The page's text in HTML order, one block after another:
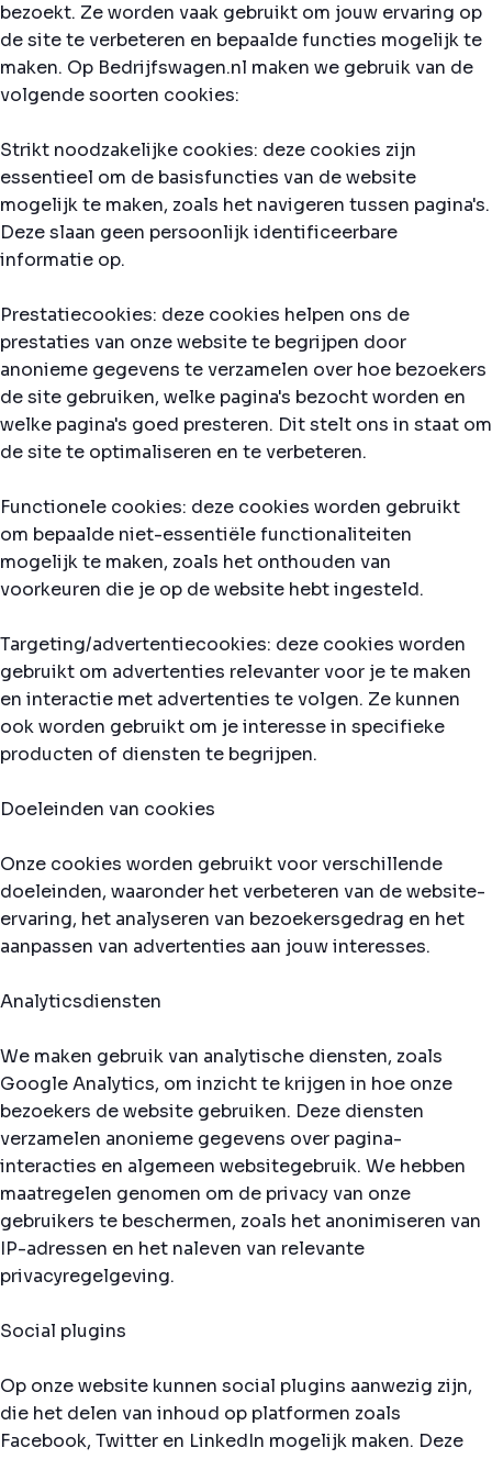
bezoekt. Ze worden vaak gebruikt om jouw ervaring op
de site te verbeteren en bepaalde functies mogelijk te
maken. Op Bedrijfswagen.nl maken we gebruik van de
volgende soorten cookies:
Strikt noodzakelijke cookies: deze cookies zijn
essentieel om de basisfuncties van de website
mogelijk te maken, zoals het navigeren tussen pagina's.
Deze slaan geen persoonlijk identificeerbare
informatie op.
Prestatiecookies: deze cookies helpen ons de
prestaties van onze website te begrijpen door
anonieme gegevens te verzamelen over hoe bezoekers
de site gebruiken, welke pagina's bezocht worden en
welke pagina's goed presteren. Dit stelt ons in staat om
de site te optimaliseren en te verbeteren.
Functionele cookies: deze cookies worden gebruikt
om bepaalde niet-essentiële functionaliteiten
mogelijk te maken, zoals het onthouden van
voorkeuren die je op de website hebt ingesteld.
Targeting/advertentiecookies: deze cookies worden
gebruikt om advertenties relevanter voor je te maken
en interactie met advertenties te volgen. Ze kunnen
ook worden gebruikt om je interesse in specifieke
producten of diensten te begrijpen.
Doeleinden van cookies
Onze cookies worden gebruikt voor verschillende
doeleinden, waaronder het verbeteren van de website-
ervaring, het analyseren van bezoekersgedrag en het
aanpassen van advertenties aan jouw interesses.
Analyticsdiensten
We maken gebruik van analytische diensten, zoals
Google Analytics, om inzicht te krijgen in hoe onze
bezoekers de website gebruiken. Deze diensten
verzamelen anonieme gegevens over pagina-
interacties en algemeen websitegebruik. We hebben
maatregelen genomen om de privacy van onze
gebruikers te beschermen, zoals het anonimiseren van
IP-adressen en het naleven van relevante
privacyregelgeving.
Social plugins
Op onze website kunnen social plugins aanwezig zijn,
die het delen van inhoud op platformen zoals
Facebook, Twitter en LinkedIn mogelijk maken. Deze